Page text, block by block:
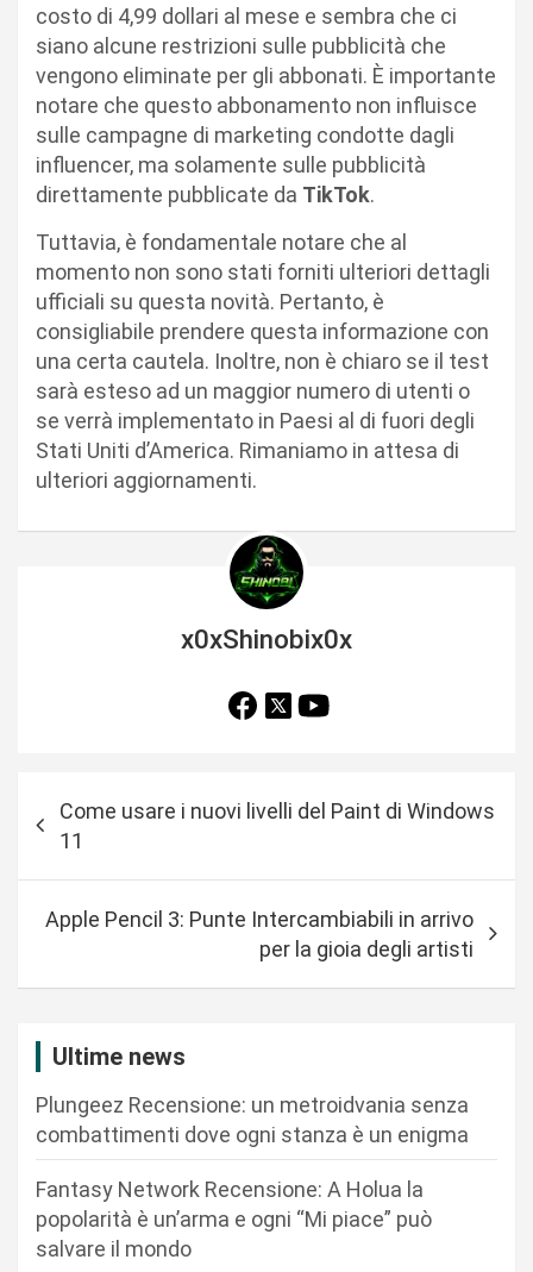
costo di 4,99 dollari al mese e sembra che ci
siano alcune restrizioni sulle pubblicità che
vengono eliminate per gli abbonati. È importante
notare che questo abbonamento non influisce
sulle campagne di marketing condotte dagli
influencer, ma solamente sulle pubblicità
direttamente pubblicate da TikTok.
Tuttavia, è fondamentale notare che al
momento non sono stati forniti ulteriori dettagli
ufficiali su questa novità. Pertanto, è
consigliabile prendere questa informazione con
una certa cautela. Inoltre, non è chiaro se il test
sarà esteso ad un maggior numero di utenti o
se verrà implementato in Paesi al di fuori degli
Stati Uniti d’America. Rimaniamo in attesa di
ulteriori aggiornamenti.
x0xShinobix0x
a
Come usare i nuovi livelli del Paint di Windows
11
Apple Pencil 3: Punte Intercambiabili in arrivo
per la gioia degli artisti
Ultime news
Plungeez Recensione: un metroidvania senza
combattimenti dove ogni stanza è un enigma
Fantasy Network Recensione: A Holua la
popolarità è un’arma e ogni “Mi piace” può
salvare il mondo